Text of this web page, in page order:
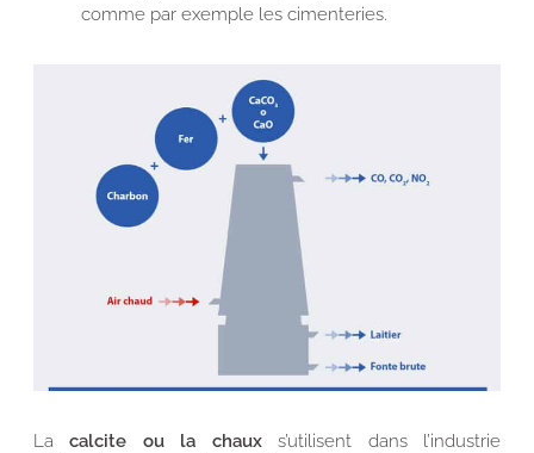
comme par exemple les cimenteries.
Lacalcite ou la chauxs’utilisent dans l’industrie